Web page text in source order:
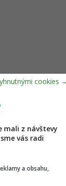
mali z návštevy
vás radi
a obsahu,